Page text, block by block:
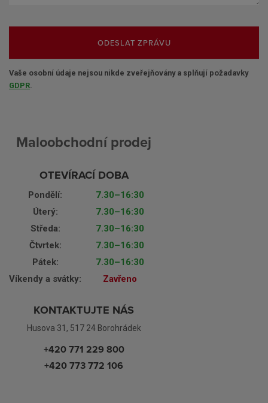
ODESLAT ZPRÁVU
Vaše osobní údaje nejsou nikde zveřejňovány a splňují požadavky
GDPR
Maloobchodní prodej
OTEVÍRACÍ DOBA
Pondělí:
7.30–16:30
Úterý:
7.30–16:30
Středa:
7.30–16:30
Čtvrtek:
7.30–16:30
Pátek:
7.30–16:30
Víkendy a svátky:
Zavřeno
KONTAKTUJTE NÁS
Husova 31, 517 24 Borohrádek
+420 771 229 800
+420 773 772 106